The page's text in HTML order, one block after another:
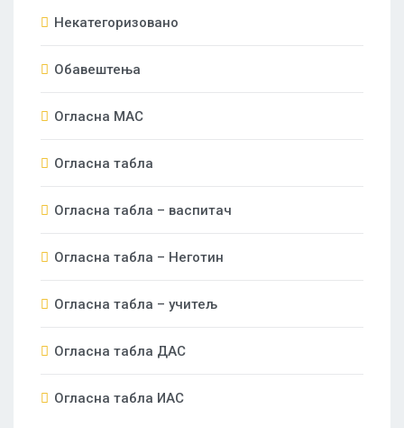
Некатегоризовано
Обавештења
Огласна МАС
Огласна табла
Огласна табла – васпитач
Огласна табла – Неготин
Огласна табла – учитељ
Огласна табла ДАС
Огласна табла ИАС